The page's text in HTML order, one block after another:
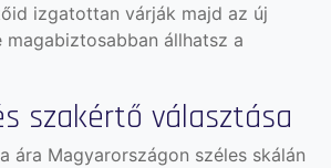
izgatottan várják majd az új
állhatsz a
szakértő választása
ára Magyarországon széles skálán